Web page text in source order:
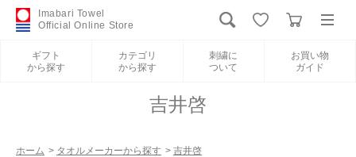
Imabari Towel
Official Online Store
ギフト
から探す
カテゴリ
から探す
刺繍に
ついて
お買い物
ガイド
新規会員登録
吉井啓
ホーム > タオルメーカーから探す > 吉井啓